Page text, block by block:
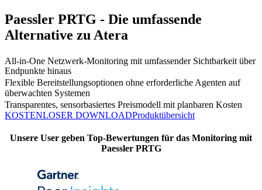
Paessler PRTG - Die umfassende
Alternative zu Atera
All-in-One Netzwerk-Monitoring mit umfassender Sichtbarkeit über
Endpunkte hinaus
Flexible Bereitstellungsoptionen ohne erforderliche Agenten auf
überwachten Systemen
Transparentes, sensorbasiertes Preismodell mit planbaren Kosten
KOSTENLOSER DOWNLOADProduktübersicht
Unsere User geben Top-Bewertungen für das Monitoring mit
Paessler PRTG